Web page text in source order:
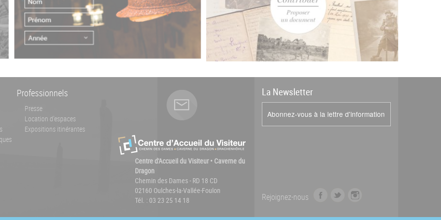
Professionnels
Presse
Location d'espaces
Expositions itinérantes
Centre d'Accueil du Visiteur • Caverne du
Dragon
Chemin des Dames - RD 18 CD
02160 Oulches-la-Vallée-Foulon
Tél. : 03 23 25 14 18
La Newsletter
Abonnez-vous à la lettre d'information
Rejoignez-nous